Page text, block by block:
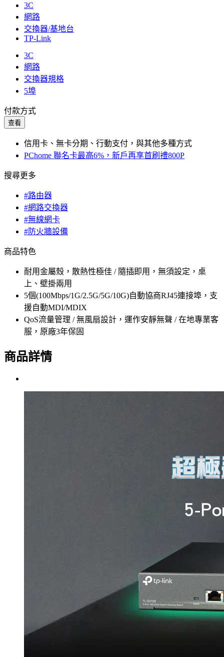
3C
網路
交換器/基地台
TP-Link
3C
網路
交換器規格
5埠
付款方式
查看
信用卡、無卡分期、行動支付，與其他多種方式
PChome 聯名卡最高6%，新戶再享首刷禮800P
搜尋更多
#路由器
#網路交換器
#無線網卡
#防火牆設備
商品特色
耐用金屬殼，散熱性極佳 / 隨插即用，無須設定，桌
上、壁掛兩用
5個(100Mbps/1G/2.5G/5G/10G)自動協商RJ45連接埠，支
援自動MDI/MDIX
QoS流量管理 / 無風扇設計，運作安靜無聲 / 在地專業客
服，原廠3年保固
商品詳情